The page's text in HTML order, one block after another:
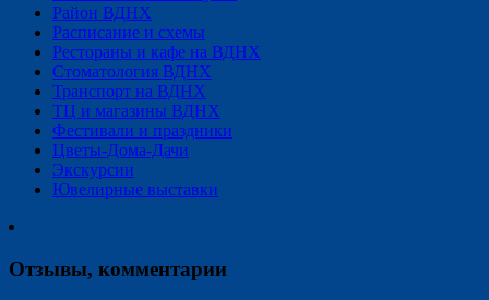
Район ВДНХ
Расписание и схемы
Рестораны и кафе на ВДНХ
Стоматология ВДНХ
Транспорт на ВДНХ
ТЦ и магазины ВДНХ
Фестивали и праздники
Цветы-Дома-Дачи
Экскурсии
Ювелирные выставки
Отзывы, комментарии